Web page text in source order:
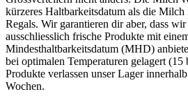
kürzeres Haltbarkeitsdatum als die
Regals. Wir garantieren dir aber, dass
ausschliesslich frische Produkte mit
Mindesthaltbarkeitsdatum (MHD)
bei optimalen Temperaturen gelagert
Produkte verlassen unser Lager
Wochen.